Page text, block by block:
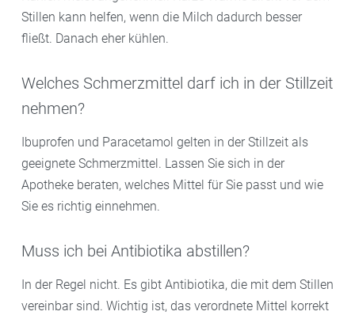
Stillen kann helfen, wenn die Milch dadurch besser
fließt. Danach eher kühlen.
Welches Schmerzmittel darf ich in der Stillzeit
nehmen?
Ibuprofen und Paracetamol gelten in der Stillzeit als
geeignete Schmerzmittel. Lassen Sie sich in der
Apotheke beraten, welches Mittel für Sie passt und wie
Sie es richtig einnehmen.
Muss ich bei Antibiotika abstillen?
In der Regel nicht. Es gibt Antibiotika, die mit dem Stillen
vereinbar sind. Wichtig ist, das verordnete Mittel korrekt